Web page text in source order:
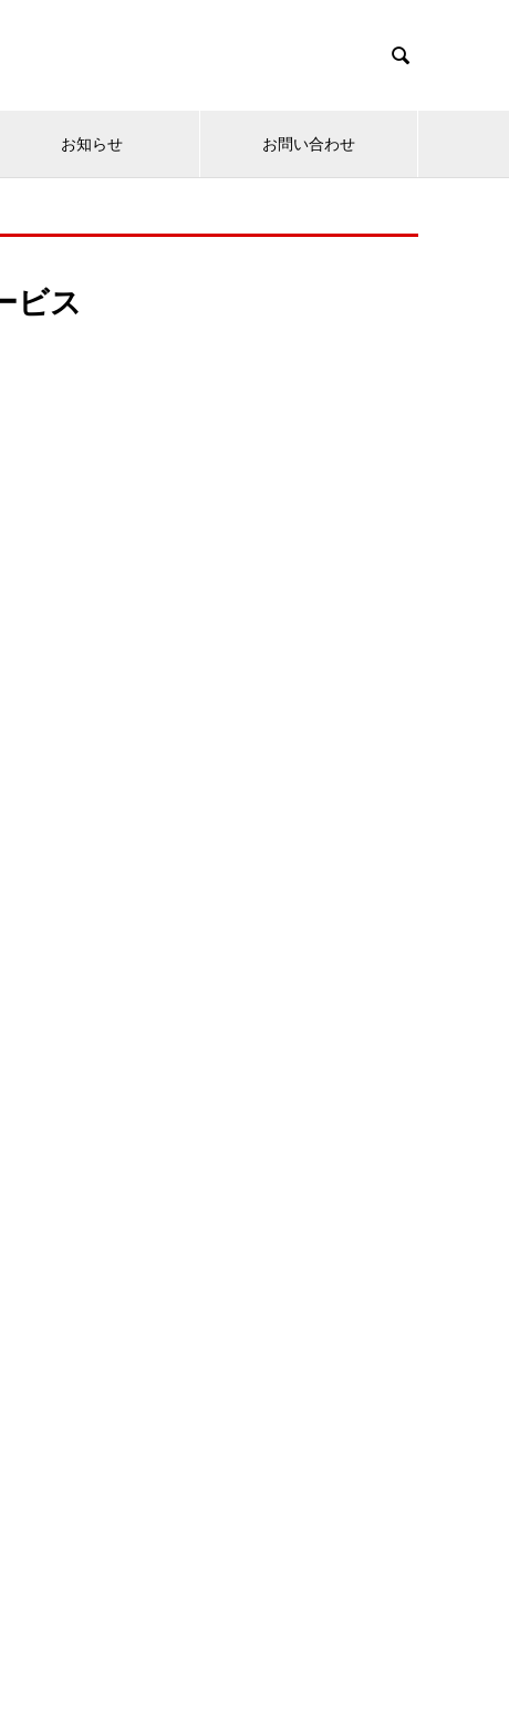

お知らせ お問い合わせ
ビス